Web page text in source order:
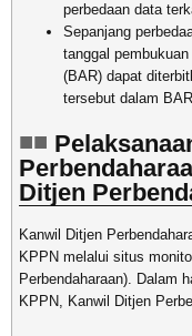
perbedaan data
Sepanjang
tanggal
(BAR) dapat
tersebut dalam
Ditjen
Kanwil Ditjen
KPPN melalui situs
Perbendaharaan). Dalam
KPPN, Kanwil Ditjen